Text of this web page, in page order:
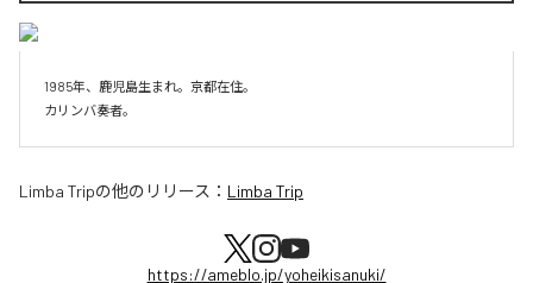
1985年、鹿児島生まれ。京都在住。
Limba Tripの他のリリース： Limba Trip
https://ameblo.jp/yoheikisanuki/